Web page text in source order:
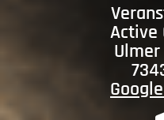
Active